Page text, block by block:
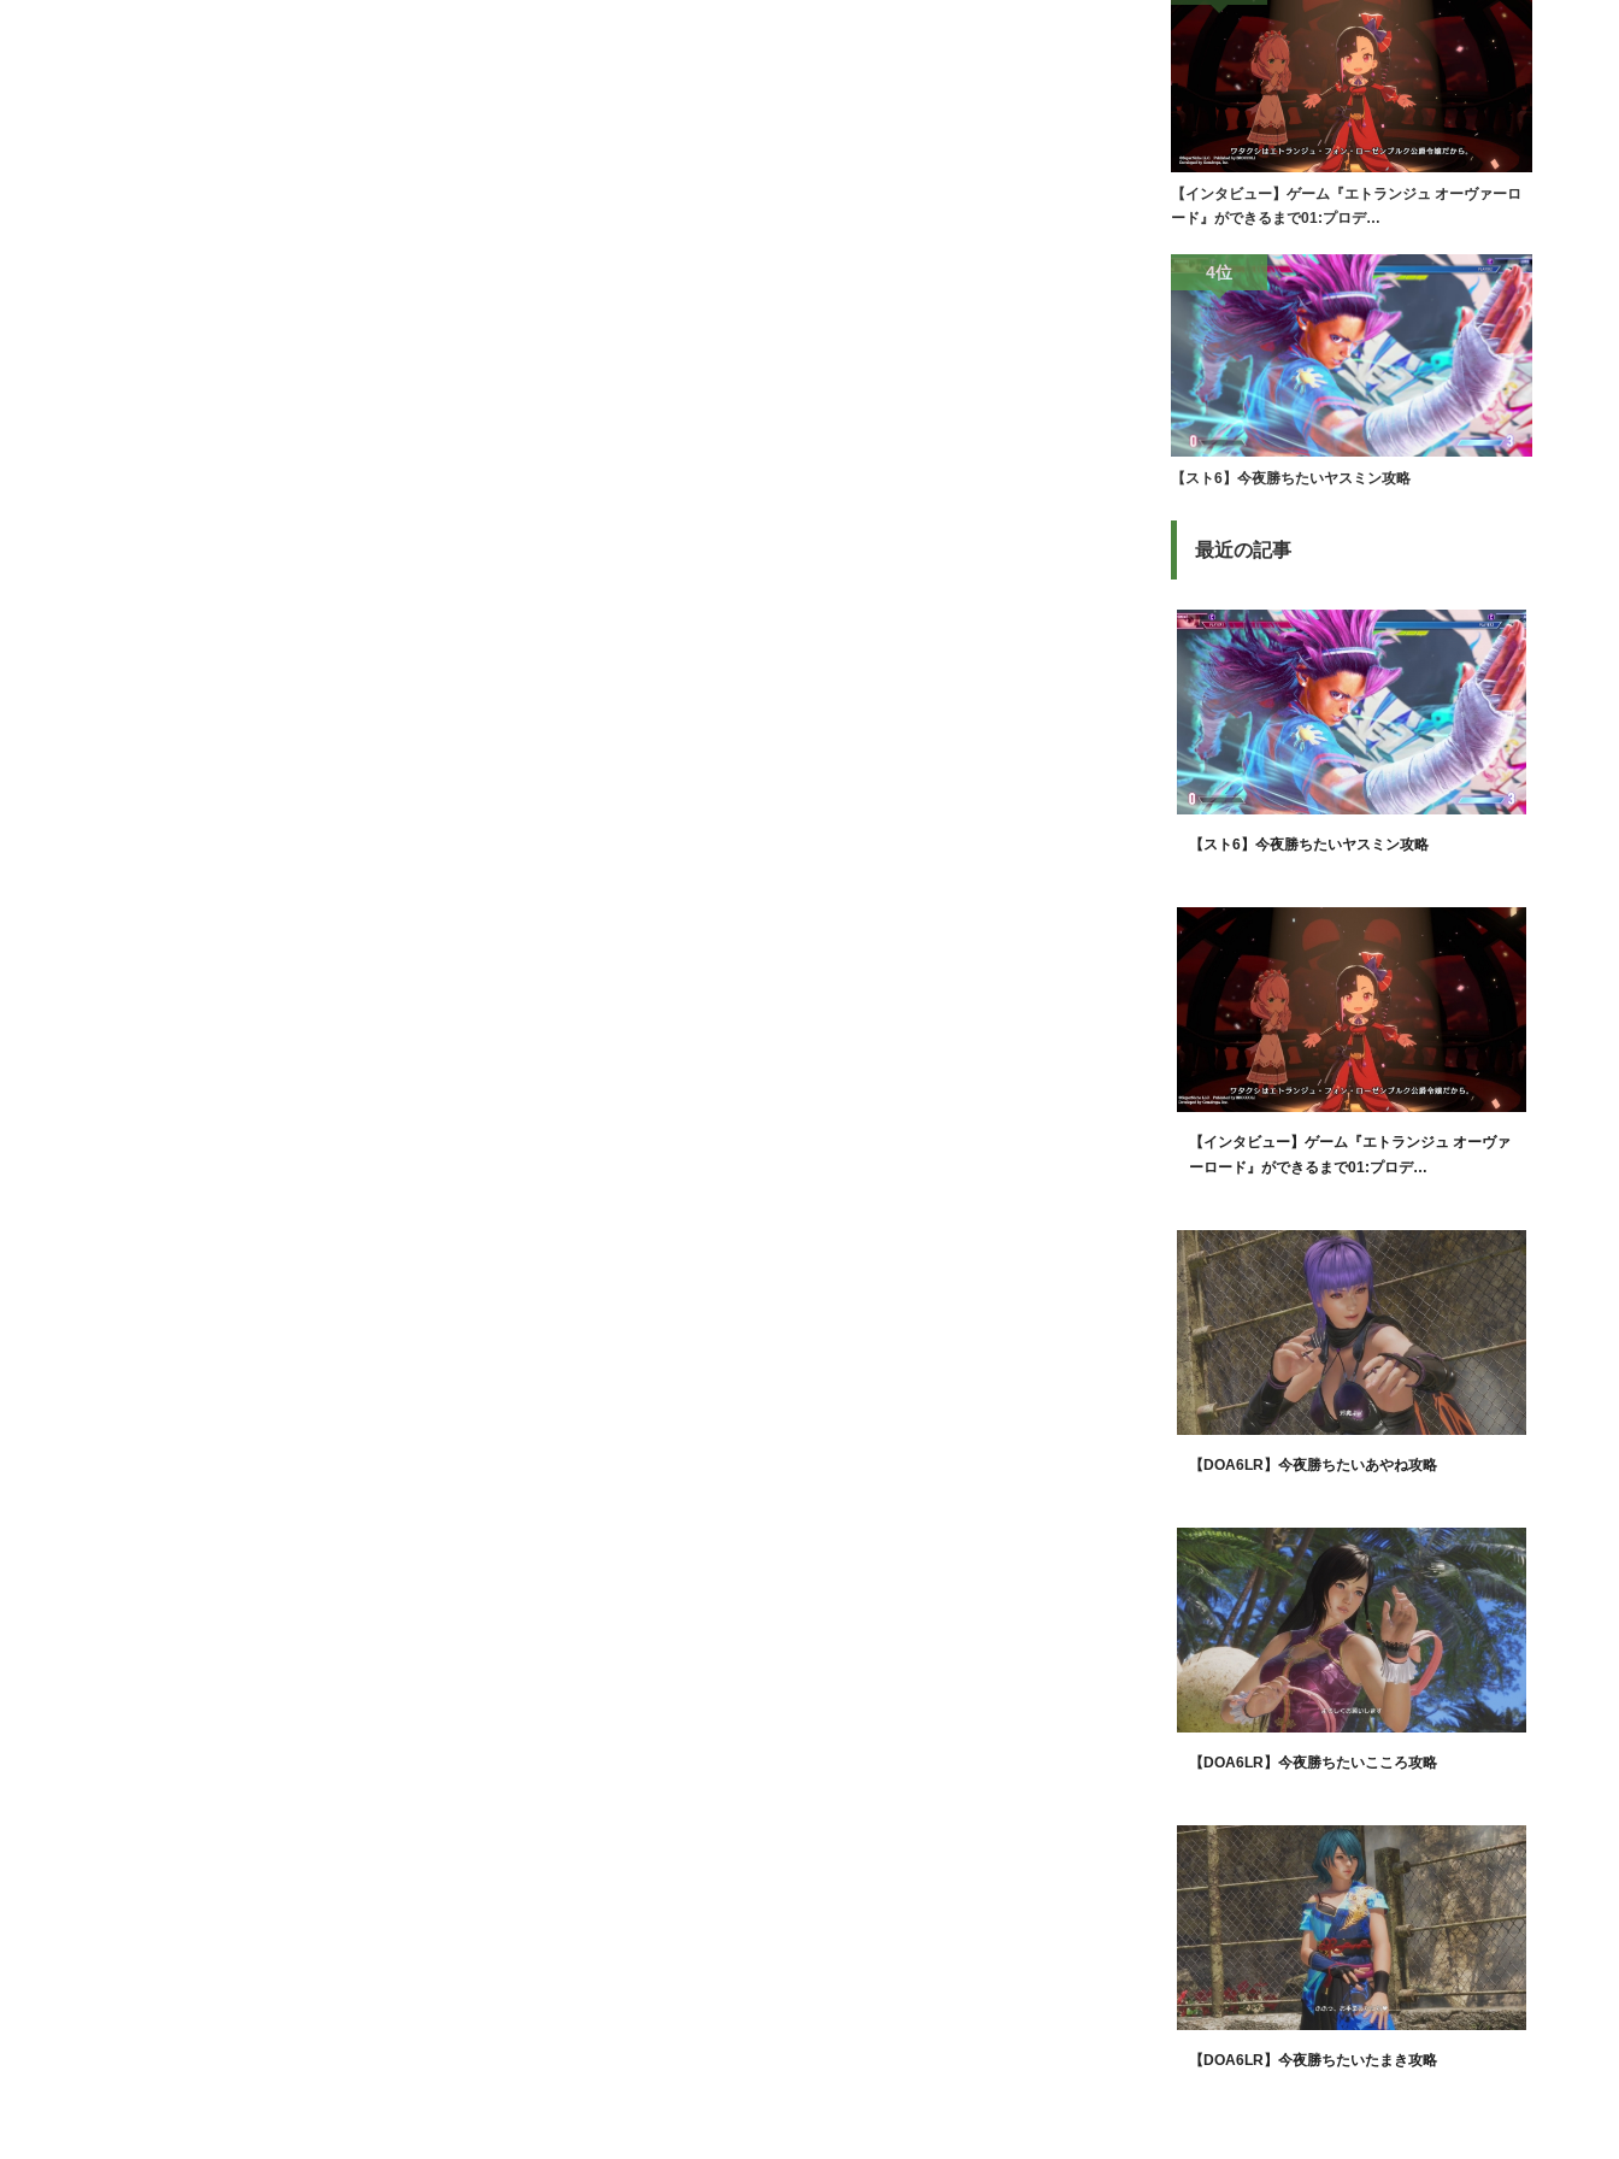
【インタビュー】ゲーム『エトランジュ オーヴァーロ
ード』ができるまで01:プロデ…
4位
【スト6】今夜勝ちたいヤスミン攻略
最近の記事
【スト6】今夜勝ちたいヤスミン攻略
【インタビュー】ゲーム『エトランジュ オーヴァ
ーロード』ができるまで01:プロデ…
【DOA6LR】今夜勝ちたいあやね攻略
【DOA6LR】今夜勝ちたいこころ攻略
【DOA6LR】今夜勝ちたいたまき攻略